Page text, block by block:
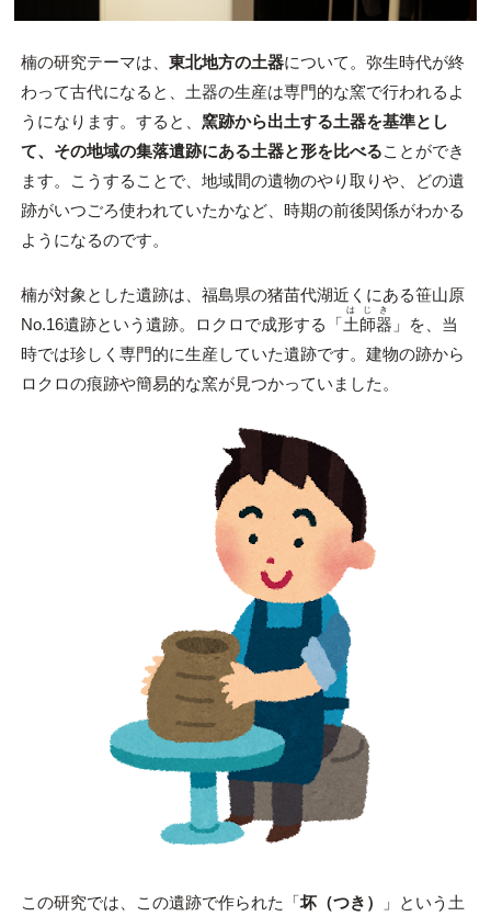
楠の研究テーマは、 東北地方の土器について。弥生時代が終
わって古代になると、土器の生産は専門的な窯で行われるよ
うになります。すると、 窯跡から出土する土器を基準とし
て、その地域の集落遺跡にある土器と形を比べることができ
ます。こうすることで、地域間の遺物のやり取りや、どの遺
跡がいつごろ使われていたかなど、時期の前後関係がわかる
ようになるのです。
楠が対象とした遺跡は、福島県の猪苗代湖近くにある笹山原
No.16遺跡という遺跡。ロクロで成形する「土師器
はじき
」を、当
時では珍しく専門的に生産していた遺跡です。建物の跡から
ロクロの痕跡や簡易的な窯が見つかっていました。
この研究では、この遺跡で作られた「坏（つき）
」という土